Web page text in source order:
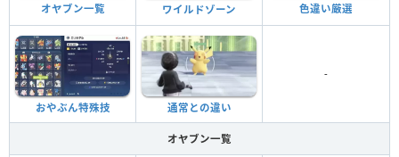
オヤブン一覧 ワイルドゾーン 色違い厳選
おやぶん特殊技 通常との違い
-
オヤブン一覧